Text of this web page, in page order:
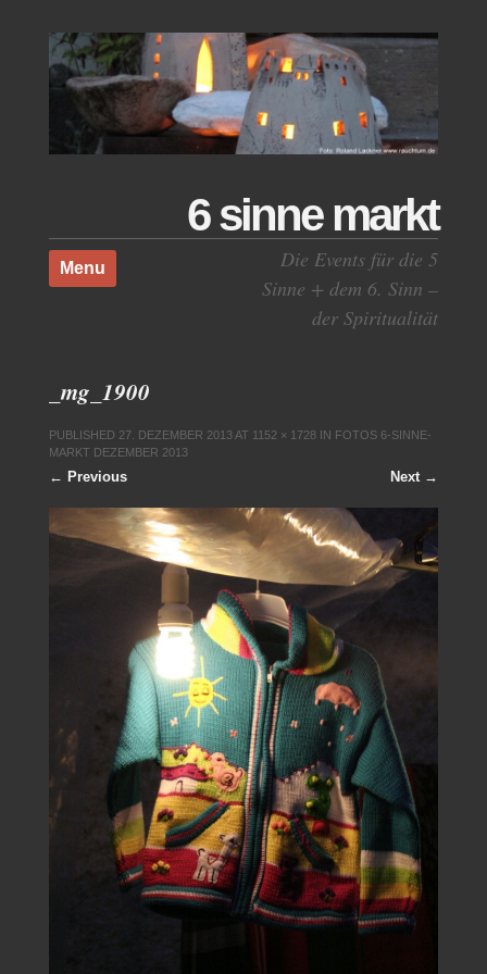
6 sinne markt
Die Events für die 5
Sinne + dem 6. Sinn –
der Spiritualität
Menu
Skip to content
_mg_1900
PUBLISHED 27. DEZEMBER 2013AT 1152 × 1728IN FOTOS 6-SINNE-
MARKT DEZEMBER 2013
← Previous Next →